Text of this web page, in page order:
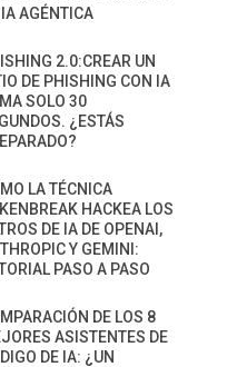
IA AGÉNTICA
2.0:CREAR UN
DE PHISHING CON IA
SOLO 30
¿ESTÁS
LA TÉCNICA
HACKEA LOS
DE IA DE OPENAI,
Y GEMINI:
PASO A PASO
DE LOS 8
ASISTENTES DE
DE IA: ¿UN